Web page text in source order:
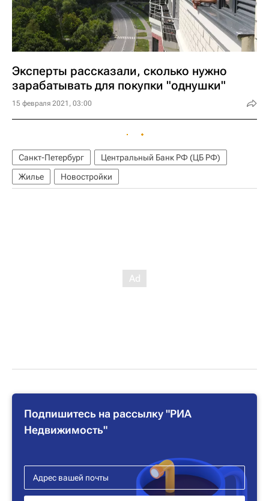
Эксперты рассказали, сколько нужно
зарабатывать для покупки "однушки"
15 февраля 2021, 03:00
Санкт-Петербург
Центральный Банк РФ (ЦБ РФ)
Жилье
Новостройки
Подпишитесь на рассылку "РИА
Недвижимость"